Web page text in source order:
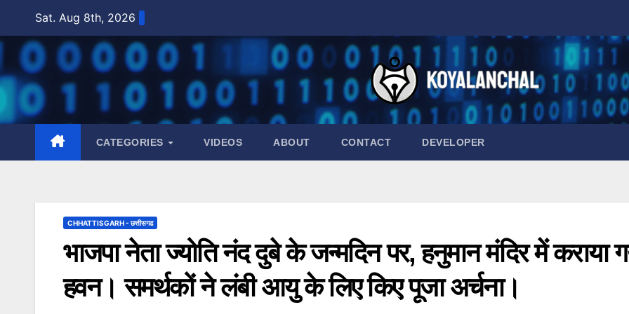
content
Sat. Aug 8th, 2026
CATEGORIES VIDEOS ABOUT CONTACT DEVELOPER
CHHATTISGARH - छत्तीसगढ
भाजपा नेता ज्योति नंद दुबे के जन्मदिन पर, हनुमान मंदिर में कराया
हवन। समर्थकों ने लंबी आयु के लिए किए पूजा अर्चना।